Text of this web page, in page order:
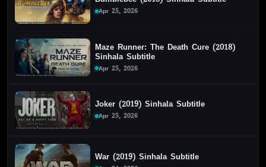
Apr 25, 2026
Maze Runner: The Death Cure (2018)
Sinhala Subtitle
Apr 25, 2026
Joker (2019) Sinhala Subtitle
Apr 25, 2026
War (2019) Sinhala Subtitle